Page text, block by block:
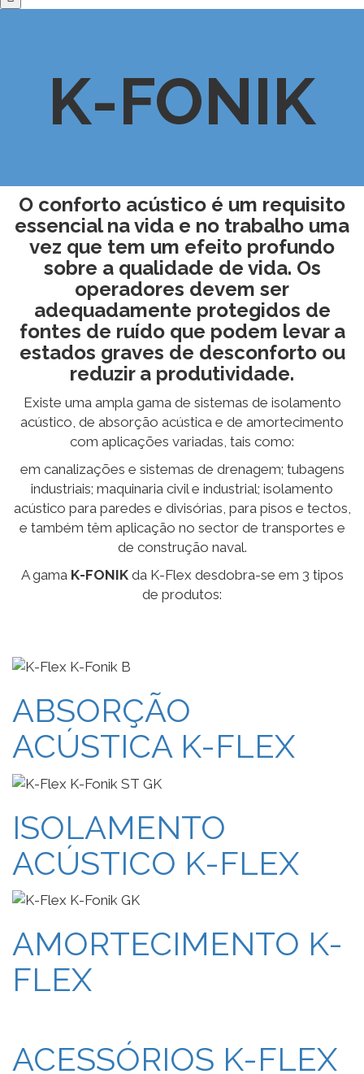
K-FONIK
O conforto acústico é um requisito
essencial na vida e no trabalho uma
vez que tem um efeito profundo
sobre a qualidade de vida. Os
operadores devem ser
adequadamente protegidos de
fontes de ruído que podem levar a
estados graves de desconforto ou
reduzir a produtividade.
Existe uma ampla gama de sistemas de isolamento
acústico, de absorção acústica e de amortecimento
com aplicações variadas, tais como:
em canalizações e sistemas de drenagem; tubagens
industriais; maquinaria civil e industrial; isolamento
acústico para paredes e divisórias, para pisos e tectos,
e também têm aplicação no sector de transportes e
de construção naval.
A gama K-FONIKda K-Flex desdobra-se em 3 tipos
de produtos:
ABSORÇÃO
ACÚSTICA K-FLEX
ISOLAMENTO
ACÚSTICO K-FLEX
AMORTECIMENTO K-
FLEX
ACESSÓRIOS K-FLEX